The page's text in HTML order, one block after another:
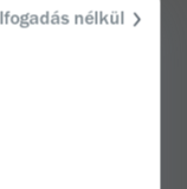
nélkül
választ.